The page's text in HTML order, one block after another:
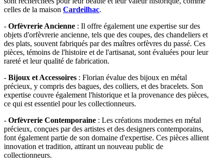
celles de la maison Cardeilhac.
- Orfèvrerie Ancienne : Il offre également une expertise sur des
objets d'orfèvrerie ancienne, tels que des coupes, des chandeliers et
des plats, souvent fabriqués par des maîtres orfèvres du passé. Ces
pièces, témoins de l'histoire et de l'artisanat, sont évaluées pour leur
rareté et leur qualité de fabrication.
- Bijoux et Accessoires : Florian évalue des bijoux en métal
précieux, y compris des bagues, des colliers, et des bracelets. Son
expertise couvre également l'historique et la provenance des pièces,
ce qui est essentiel pour les collectionneurs.
- Orfèvrerie Contemporaine : Les créations modernes en métal
précieux, conçues par des artistes et des designers contemporains,
font également partie de son domaine d'expertise. Ces pièces allient
innovation et tradition, attirant un nouveau public de
collectionneurs.